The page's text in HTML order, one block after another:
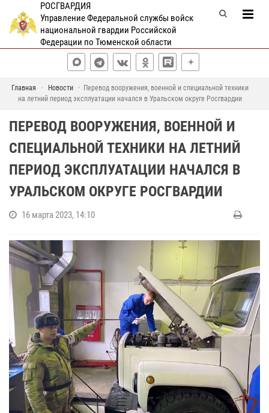
РОСГВАРДИЯ
Управление Федеральной службы войск
национальной гвардии Российской
Федерации по Тюменской области
Главная Новости
Перевод вооружения, военной и специальной техники
на летний период эксплуатации начался в Уральском округе Росгвардии
ПЕРЕВОД ВООРУЖЕНИЯ, ВОЕННОЙ И
СПЕЦИАЛЬНОЙ ТЕХНИКИ НА ЛЕТНИЙ
ПЕРИОД ЭКСПЛУАТАЦИИ НАЧАЛСЯ В
УРАЛЬСКОМ ОКРУГЕ РОСГВАРДИИ
16 марта 2023, 14:10